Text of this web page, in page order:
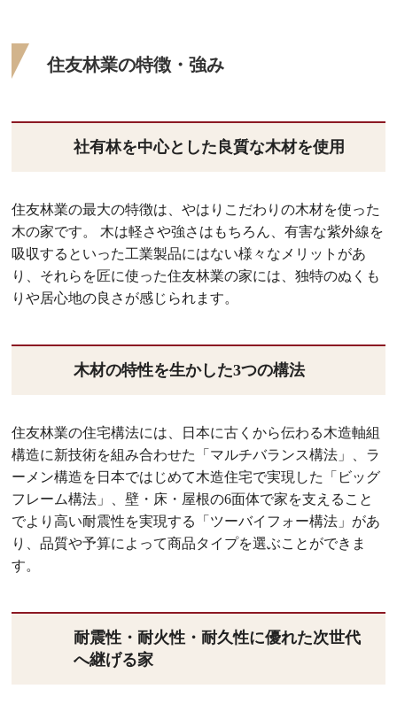
住友林業の特徴・強み
社有林を中心とした良質な木材を使用
住友林業の最大の特徴は、やはりこだわりの木材を使った
木の家です。 木は軽さや強さはもちろん、有害な紫外線を
吸収するといった工業製品にはない様々なメリットがあ
り、それらを匠に使った住友林業の家には、独特のぬくも
りや居心地の良さが感じられます。
木材の特性を生かした3つの構法
住友林業の住宅構法には、日本に古くから伝わる木造軸組
構造に新技術を組み合わせた「マルチバランス構法」、ラ
ーメン構造を日本ではじめて木造住宅で実現した「ビッグ
フレーム構法」、壁・床・屋根の6面体で家を支えること
でより高い耐震性を実現する「ツーバイフォー構法」があ
り、品質や予算によって商品タイプを選ぶことができま
す。
耐震性・耐火性・耐久性に優れた次世代
へ継げる家